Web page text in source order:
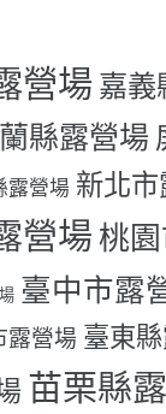
營場 嘉義
縣露營場
露營場 新北
營場 桃
臺中市露
露營場 臺東
苗栗縣